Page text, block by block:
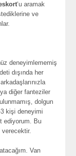
‘u aramak
ve
deneyimlememiş
dışında her
diğer fanteziler
dolgun
kişi deneyimi
ediyorum. Bu
Van